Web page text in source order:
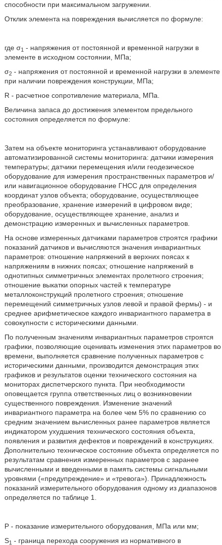
способности при максимальном загружении.
Отклик элемента на повреждения вычисляется по формуле:
где σ1 - напряжения от постоянной и временной нагрузки в
элементе в исходном состоянии, МПа;
σ2- напряжения от постоянной и временной нагрузки в элементе
при наличии повреждения конструкции, МПа;
R - расчетное сопротивление материала, МПа.
Величина запаса до достижения элементом предельного
состояния определяется по формуле:
Затем на объекте мониторинга устанавливают оборудование
автоматизированной системы мониторинга: датчики измерения
температуры; датчики перемещения и/или геодезическое
оборудование для измерения пространственных параметров и/
или навигационное оборудование ГНСС для определения
координат узлов объекта; оборудование, осуществляющее
преобразование, хранение измерений в цифровом виде;
оборудование, осуществляющее хранение, анализ и
демонстрацию измеренных и вычисленных параметров.
На основе измеренных датчиками параметров строятся графики
показаний датчиков и вычисляются значения инвариантных
параметров: отношение напряжений в верхних поясах к
напряжениям в нижних поясах; отношение напряжений в
однотипных симметричных элементах пролетного строения;
отношение выкатки опорных частей к температуре
металлоконструкций пролетного строения; отношение
перемещений симметричных узлов левой и правой фермы) - и
среднее арифметическое каждого инвариантного параметра в
совокупности с историческими данными.
По полученным значениям инвариантных параметров строятся
графики, позволяющие оценивать изменения этих параметров во
времени, выполняется сравнение полученных параметров с
историческими данными, производится демонстрация этих
графиков и результатов оценки технического состояния на
мониторах диспетчерского пункта. При необходимости
оповещается группа ответственных лиц о возникновении
существенного повреждения. Изменение значений
инвариантного параметра на более чем 5% по сравнению со
средним значением вычисленных ранее параметров является
индикатором ухудшения технического состояния объекта,
появления и развития дефектов и повреждений в конструкциях.
Дополнительно техническое состояние объекта определяется по
результатам сравнения измеренных параметров с заранее
вычисленными и введенными в память системы сигнальными
уровнями («предупреждение» и «тревога»). Принадлежность
показаний измерительного оборудования одному из диапазонов
определяется по таблице 1.
Р - показание измерительного оборудования, МПа или мм;
S1 - граница перехода сооружения из нормативного в